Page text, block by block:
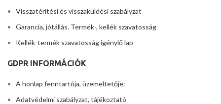
Visszatérítési és visszaküldési szabályzat
Garancia, jótállás. Termék-, kellék szavatosság
Kellék-termék szavatosság igénylő lap
GDPR INFORMÁCIÓK
A honlap fenntartója, üzemeltetője:
Adatvédelmi szabályzat, tájékoztató